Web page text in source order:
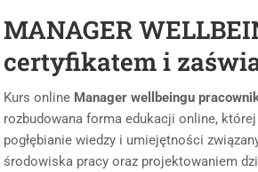
MANAGER
certyfikatem i
Kurs online Manager wellbeingu
rozbudowana forma edukacji online,
pogłębianie wiedzy i umiejętności
środowiska pracy oraz projektowaniem